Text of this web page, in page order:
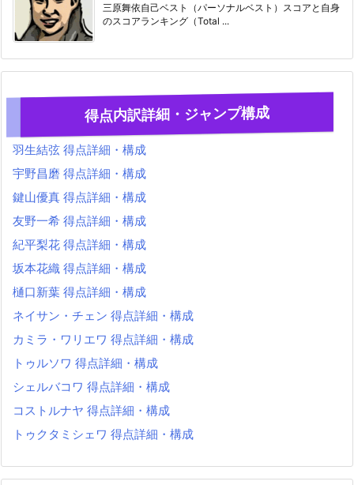
三原舞依自己ベスト（パーソナルベスト）スコアと自身
のスコアランキング（Total ...
得点内訳詳細・ジャンプ構成
羽生結弦 得点詳細・構成
宇野昌磨 得点詳細・構成
鍵山優真 得点詳細・構成
友野一希 得点詳細・構成
紀平梨花 得点詳細・構成
坂本花織 得点詳細・構成
樋口新葉 得点詳細・構成
ネイサン・チェン 得点詳細・構成
カミラ・ワリエワ 得点詳細・構成
トゥルソワ 得点詳細・構成
シェルバコワ 得点詳細・構成
コストルナヤ 得点詳細・構成
トゥクタミシェワ 得点詳細・構成